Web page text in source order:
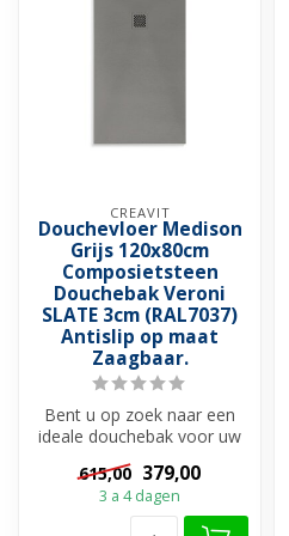
CREAVIT
Douchevloer Medison
Grijs 120x80cm
Composietsteen
Douchebak Veroni
SLATE 3cm (RAL7037)
Antislip op maat
Zaagbaar.
Bent u op zoek naar een
ideale douchebak voor uw
douchevloer?
Douchebakken zijn ...
615,00 379,00
3 a 4 dagen